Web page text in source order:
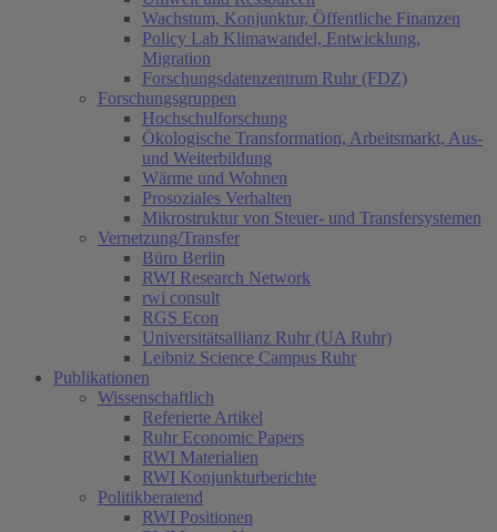
Wachstum, Konjunktur, Öffentliche Finanzen
Policy Lab Klimawandel, Entwicklung,
Migration
Forschungsdatenzentrum Ruhr (FDZ)
Forschungsgruppen
Hochschulforschung
Ökologische Transformation, Arbeitsmarkt, Aus-
und Weiterbildung
Wärme und Wohnen
Prosoziales Verhalten
Mikrostruktur von Steuer- und Transfersystemen
Vernetzung/Transfer
Büro Berlin
RWI Research Network
rwi consult
RGS Econ
Universitätsallianz Ruhr (UA Ruhr)
Leibniz Science Campus Ruhr
Publikationen
Wissenschaftlich
Referierte Artikel
Ruhr Economic Papers
RWI Materialien
RWI Konjunkturberichte
Politikberatend
RWI Positionen